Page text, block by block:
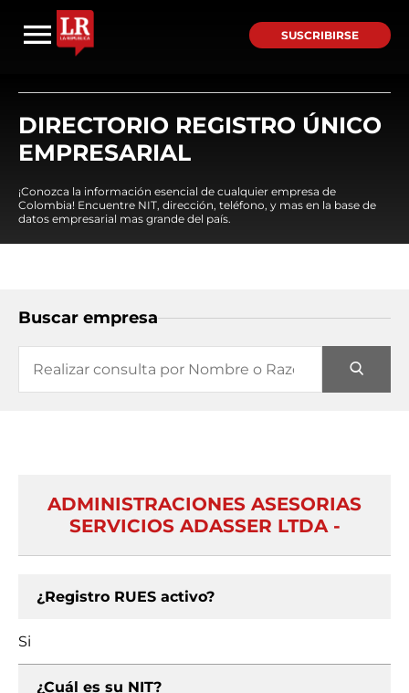
SUSCRIBIRSE
DIRECTORIO REGISTRO ÚNICO
EMPRESARIAL
¡Conozca la información esencial de cualquier empresa de
Colombia! Encuentre NIT, dirección, teléfono, y mas en la base de
datos empresarial mas grande del país.
Buscar empresa
ADMINISTRACIONES ASESORIAS
SERVICIOS ADASSER LTDA -
¿Registro RUES activo?
Si
¿Cuál es su NIT?